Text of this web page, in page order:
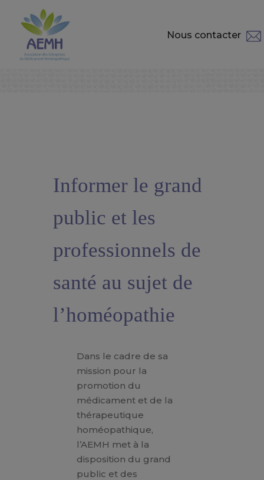
Nous contacter
Informer le grand
public et les
professionnels de
santé au sujet de
l’homéopathie
Dans le cadre de sa
mission pour la
promotion du
médicament et de la
thérapeutique
homéopathique,
l’AEMH met à la
disposition du grand
public et des